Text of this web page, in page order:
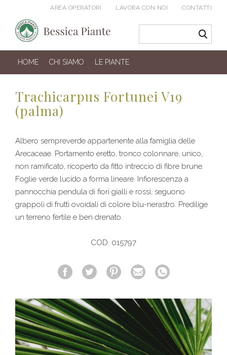
AREA OPERATORI LAVORA CON NOI CONTATTI
HOME CHI SIAMO LE PIANTE
Trachicarpus Fortunei V19
(palma)
Albero sempreverde appartenente alla famiglia delle
Arecaceae. Portamento eretto, tronco colonnare, unico,
non ramificato, ricoperto da fitto intreccio di fibre brune.
Foglie verde lucido a forma lineare. Infiorescenza a
pannocchia pendula di fiori gialli e rossi, seguono
grappoli di frutti ovoidali di colore blu-nerastro. Predilige
un terreno fertile e ben drenato.
COD. 015797